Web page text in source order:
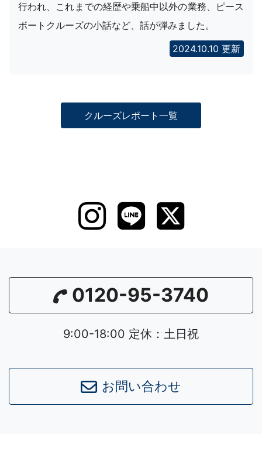
行われ、これまでの経歴や乗船中以外の業務、ピース
ボートクルーズの小話など、話が弾みました。
2024.10.10 更新
クルーズレポート一覧
0120-95-3740
9:00-18:00 定休：土日祝
お問い合わせ